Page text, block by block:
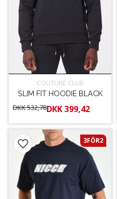
COUTURE CLUB
SLIM FIT HOODIE BLACK
DKK 532,78DKK 399,42
3FÖR2